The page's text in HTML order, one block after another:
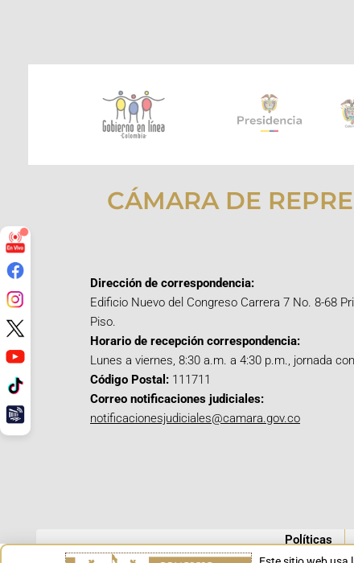
CÁMARA DE
Dirección de correspondencia:
Edificio Nuevo del Congreso Carrera 7 No. 8-68
Piso.
Horario de recepción correspondencia:
Lunes a viernes, 8:30 a.m. a 4:30 p.m., jornada
Código Postal: 111711
Correo notificaciones judiciales:
notificacionesjudiciales@camara.gov.co
Políticas